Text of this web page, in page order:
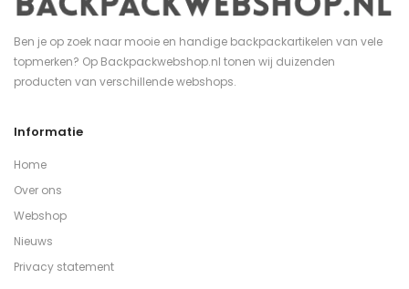
Ben je op zoek naar mooie en handige backpackartikelen van vele
topmerken? Op Backpackwebshop.nl tonen wij duizenden
producten van verschillende webshops.
Informatie
Home
Over ons
Webshop
Nieuws
Privacy statement